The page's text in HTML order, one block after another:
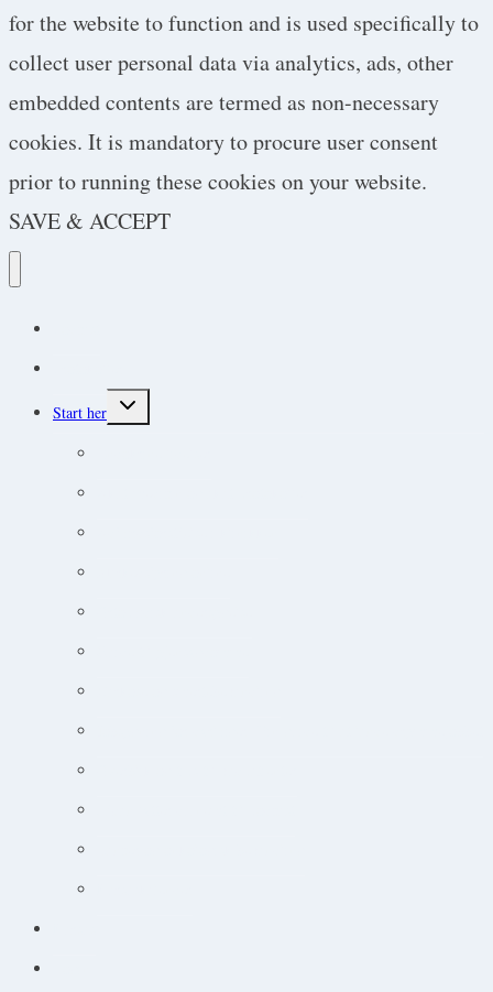
for the website to function and is used specifically to
collect user personal data via analytics, ads, other
embedded contents are termed as non-necessary
cookies. It is mandatory to procure user consent
prior to running these cookies on your website.
SAVE & ACCEPT
Start her
Toggle
child